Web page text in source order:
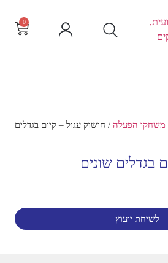
0
משחקי הפעלה / חישוק עגול – קיים בגדלים
בגדלים שונים
לשיחת ייעוץ